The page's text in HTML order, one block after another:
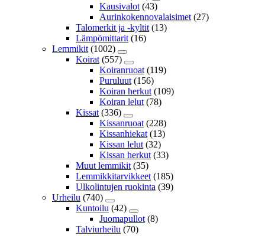
Kausivalot (43)
Aurinkokennovalaisimet (27)
Talomerkit ja -kyltit (13)
Lämpömittarit (16)
Lemmikit (1002)
Koirat (557)
Koiranruoat (119)
Puruluut (156)
Koiran herkut (109)
Koiran lelut (78)
Kissat (336)
Kissanruoat (228)
Kissanhiekat (13)
Kissan lelut (32)
Kissan herkut (33)
Muut lemmikit (35)
Lemmikkitarvikkeet (185)
Ulkolintujen ruokinta (39)
Urheilu (740)
Kuntoilu (42)
Juomapullot (8)
Talviurheilu (70)